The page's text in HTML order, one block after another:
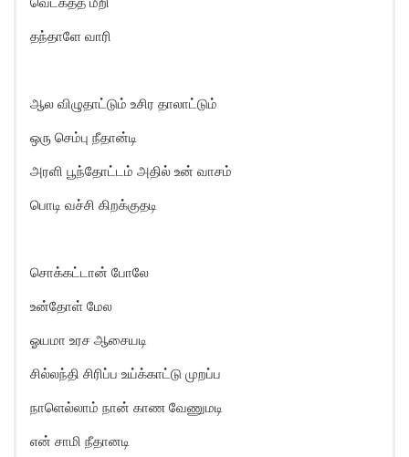
தந்தாளே வாரி
ஆல விழுதாட்டும் உசிர தாலாட்டும்
ஒரு செம்பு நீதான்டி
அரளி பூந்தோட்டம் அதில் உன் வாசம்
பொடி வச்சி கிறக்குதடி
சொக்கட்டான் போலே
உன்தோள் மேல
ஓயமா உரச ஆசையடி
சில்லந்தி சிரிப்ப உய்க்காட்டு முறப்ப
நாளெல்லாம் நான் காண வேணுமடி
என் சாமி நீதானடி